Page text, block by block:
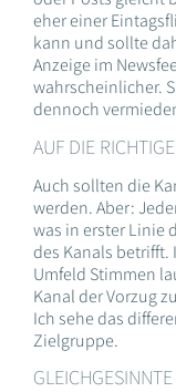
eher einer
kann und sollte
Anzeige im
wahrscheinlicher.
dennoch
AUF DIE
Auch sollten die
werden. Aber:
was in erster Linie
des Kanals
Umfeld Stimmen
Kanal der Vorzug
Ich sehe das
Zielgruppe.